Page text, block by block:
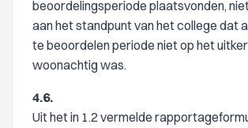
beoordelingsperiode plaatsvonden,
aan het standpunt van het college dat
te beoordelen periode niet op het
woonachtig was.
4.6.
Uit het in 1.2 vermelde